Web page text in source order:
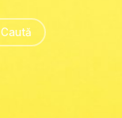
Caută